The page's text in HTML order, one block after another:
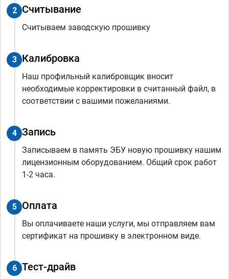
2 Считывание
Считываем заводскую прошивку
3 Калибровка
Наш профильный калибровщик вносит
необходимые корректировки в считанный файл, в
соответствии с вашими пожеланиями.
4 Запись
Записываем в память ЭБУ новую прошивку нашим
лицензионным оборудованием. Общий срок работ
1-2 часа.
5 Оплата
Вы оплачиваете наши услуги, мы отправляем вам
сертификат на прошивку в электронном виде.
6 Тест-драйв